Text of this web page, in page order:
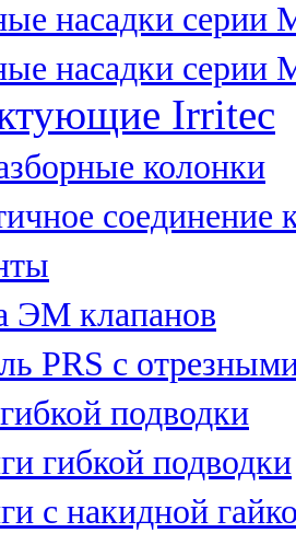
насадки серии
насадки серии
Irritec
колонки
соединение
ЭМ клапанов
PRS с
подводки
гибкой подводки
с накидной